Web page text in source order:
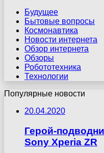
Будущее
Бытовые вопросы
Космонавтика
Новости интернета
Обзор интернета
Обзоры
Робототехника
Технологии
Популярные новости
20.04.2020
Герой-
Sony Xperia ZR